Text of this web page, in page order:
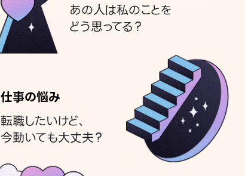
あの人は私のことを
どう思ってる？
仕事の悩み
転職したいけど、
今動いても大丈夫？